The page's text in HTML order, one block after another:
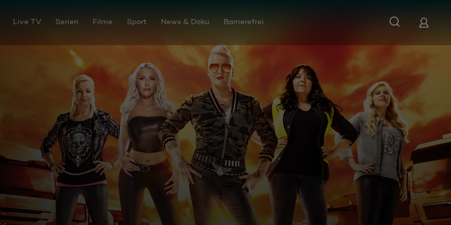
Live TV Serien Filme Sport News & Doku Barrierefrei